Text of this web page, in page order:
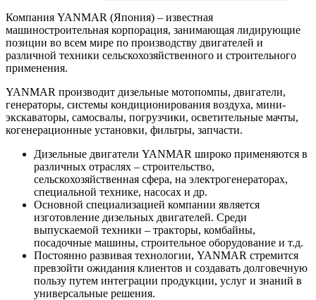
Компания YANMAR (Япония) – известная
машиностроительная корпорация, занимающая лидирующие
позиции во всем мире по производству двигателей и
различной техники сельскохозяйственного и строительного
применения.
YANMAR производит дизельные мотопомпы, двигатели,
генераторы, системы кондиционирования воздуха, мини-
экскаваторы, самосвалы, погрузчики, осветительные мачты,
когенерационные установки, фильтры, запчасти.
Дизельные двигатели YANMAR широко применяются в
различных отраслях – строительство,
сельскохозяйственная сфера, на электрогенераторах,
специальной технике, насосах и др.
Основной специализацией компании является
изготовление дизельных двигателей. Среди
выпускаемой техники – тракторы, комбайны,
посадочные машины, строительное оборудование и т.д.
Постоянно развивая технологии, YANMAR стремится
превзойти ожидания клиентов и создавать долговечную
пользу путем интеграции продукции, услуг и знаний в
универсальные решения.